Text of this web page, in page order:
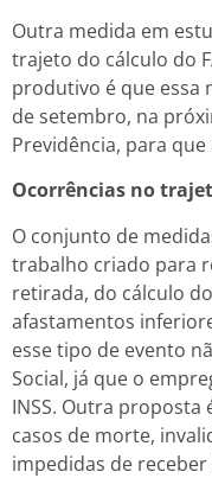
Outra medida em
trajeto do cálculo do
produtivo é que essa
de setembro, na
Previdência, para
Ocorrências no
O conjunto de
trabalho criado para
retirada, do cálculo
afastamentos
esse tipo de evento
Social, já que o
INSS. Outra
casos de morte,
impedidas de